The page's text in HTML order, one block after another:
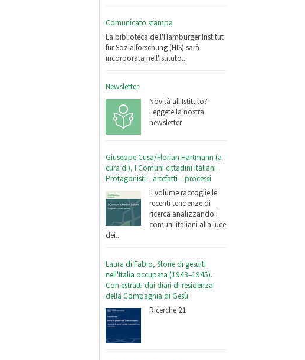
Comunicato stampa
La biblioteca dell'Hamburger Institut
für Sozialforschung (HIS) sarà
incorporata nell'Istituto...
Newsletter
Novità all'Istituto?
Leggete la nostra
newsletter
Giuseppe Cusa/Florian Hartmann (a
cura di), I Comuni cittadini italiani.
Protagonisti – artefatti – processi
Il volume raccoglie le
recenti tendenze di
ricerca analizzando i
comuni italiani alla luce
dei...
Laura di Fabio, Storie di gesuiti
nell'Italia occupata (1943–1945).
Con estratti dai diari di residenza
della Compagnia di Gesù
Ricerche 21